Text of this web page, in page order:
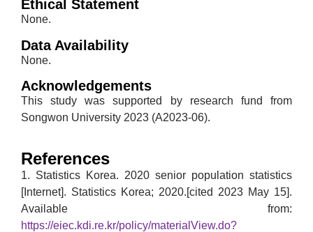
Ethical Statement
None.
Data Availability
None.
Acknowledgements
This study was supported by research fund from
Songwon University 2023 (A2023-06).
References
1. Statistics Korea. 2020 senior population statistics
[Internet]. Statistics Korea; 2020.[cited 2023 May 15].
Available from:
https://eiec.kdi.re.kr/policy/materialView.do?